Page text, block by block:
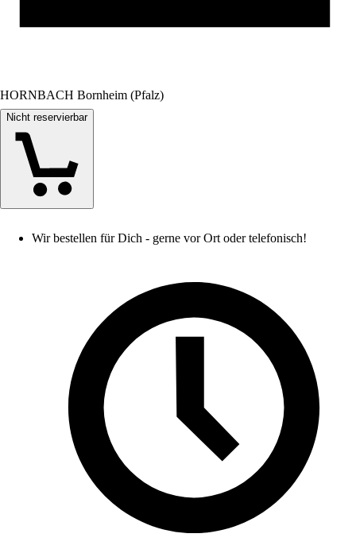
HORNBACH Bornheim (Pfalz)
Nicht reservierbar
Wir bestellen für Dich - gerne vor Ort oder telefonisch!